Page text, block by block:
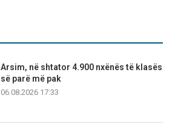
Arsim, në shtator 4.900 nxënës të klasës
së parë më pak
06.08.2026 17:33